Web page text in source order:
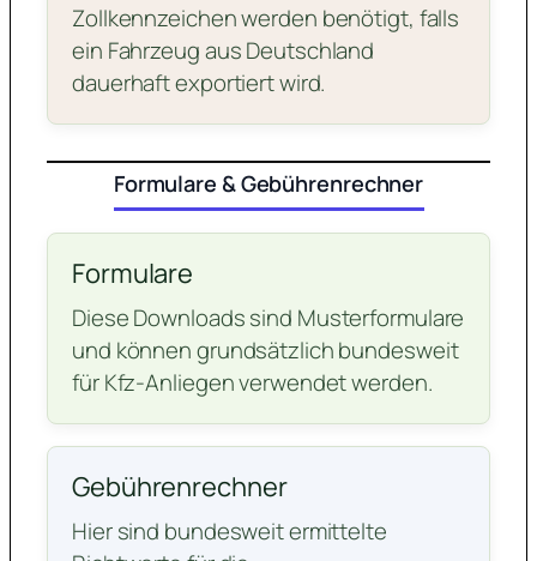
Zollkennzeichen werden benötigt, falls
ein Fahrzeug aus Deutschland
dauerhaft exportiert wird.
Formulare & Gebührenrechner
Formulare
Diese Downloads sind Musterformulare
und können grundsätzlich bundesweit
für Kfz-Anliegen verwendet werden.
Gebührenrechner
Hier sind bundesweit ermittelte